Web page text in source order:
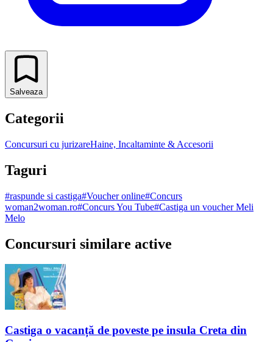
Salveaza
Categorii
Concursuri cu jurizareHaine, Incaltaminte & Accesorii
Taguri
#raspunde si castiga#Voucher online#Concurs
woman2woman.ro#Concurs You Tube#Castiga un voucher Meli
Melo
Concursuri similare active
Castiga o vacanță de poveste pe insula Creta din